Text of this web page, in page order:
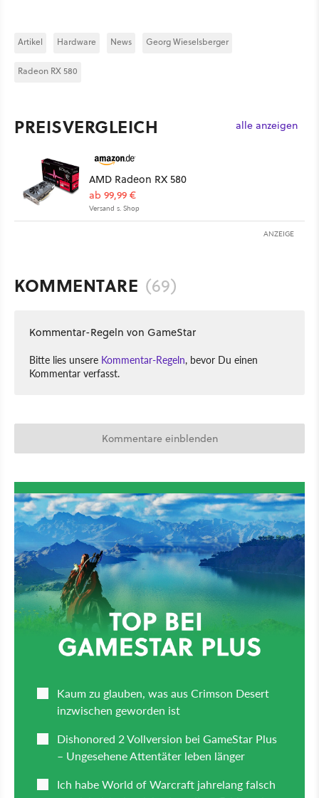
Artikel Hardware News Georg Wieselsberger
Radeon RX 580
PREISVERGLEICH alle anzeigen
AMD Radeon RX 580
ab 99,99 €
Versand s. Shop
ANZEIGE
KOMMENTARE (69)
Kommentar-Regeln von GameStar
Bitte lies unsere Kommentar-Regeln, bevor Du einen
Kommentar verfasst.
Kommentare einblenden